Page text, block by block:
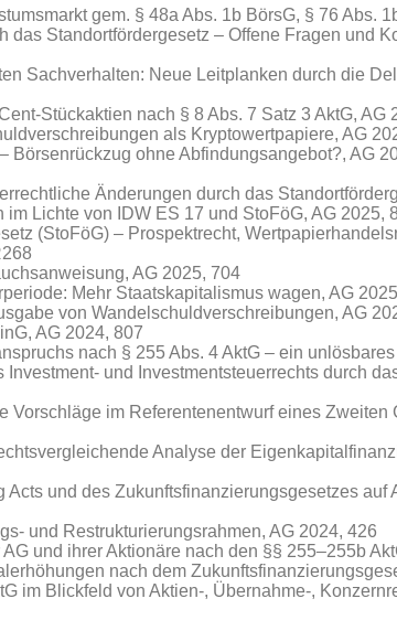
gem. § 48a Abs. 1b BörsG, § 76 Abs.
das Standortfördergesetz – Offene Fragen und
Sachverhalten: Neue Leitplanken durch die
Stückaktien nach § 8 Abs. 7 Satz 3 AktG, AG
als Kryptowertpapiere, AG
Börsenrückzug ohne Abfindungsangebot?, AG
Änderungen durch das
Lichte von IDW ES 17 und StoFöG, AG 2025,
(StoFöG) – Prospektrecht,
, AG 2025, 704
Mehr Staatskapitalismus wagen, AG
von Wandelschuldverschreibungen, AG
AG 2024, 807
nach § 255 Abs. 4 AktG – ein
und Investmentsteuerrechts durch
Vorschläge im Referentenentwurf eines Zweiten
Analyse der
Acts und des Zukunftsfinanzierungsgesetzes auf
und Restrukturierungsrahmen, AG 2024, 426
und ihrer Aktionäre nach den §§ 255–255b
nach dem
im Blickfeld von Aktien‑, Übernahme‑,